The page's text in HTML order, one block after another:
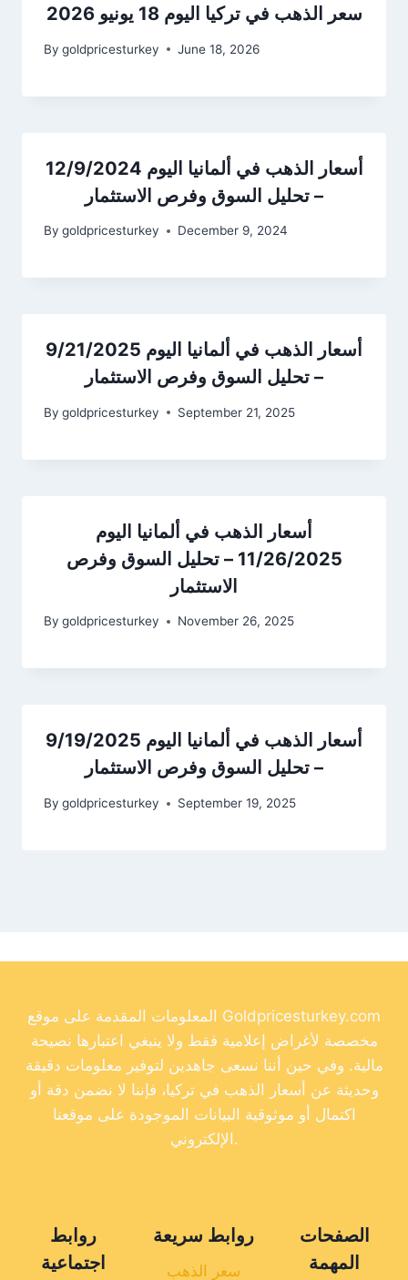
سعر الذهب في تركيا اليوم 18 يونيو 2026
By goldpricesturkey June 18, 2026
أسعار الذهب في ألمانيا اليوم 12/9/2024
– تحليل السوق وفرص الاستثمار
By goldpricesturkey December 9, 2024
أسعار الذهب في ألمانيا اليوم 9/21/2025
– تحليل السوق وفرص الاستثمار
By goldpricesturkey September 21, 2025
أسعار الذهب في ألمانيا اليوم
11/26/2025 – تحليل السوق وفرص
الاستثمار
By goldpricesturkey November 26, 2025
أسعار الذهب في ألمانيا اليوم 9/19/2025
– تحليل السوق وفرص الاستثمار
By goldpricesturkey September 19, 2025
المعلومات المقدمة على موقع Goldpricesturkey.com
مخصصة لأغراض إعلامية فقط ولا ينبغي اعتبارها نصيحة
مالية. وفي حين أننا نسعى جاهدين لتوفير معلومات دقيقة
وحديثة عن أسعار الذهب في تركيا، فإننا لا نضمن دقة أو
اكتمال أو موثوقية البيانات الموجودة على موقعنا
الإلكتروني.
روابط
اجتماعية
روابط سريعة
سعر الذهب
الصفحات
المهمة